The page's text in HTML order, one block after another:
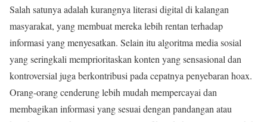
Salah satunya adalah kurangnya literasi digital di kalangan
masyarakat, yang membuat mereka lebih rentan terhadap
informasi yang menyesatkan. Selain itu algoritma media sosial
yang seringkali memprioritaskan konten yang sensasional dan
kontroversial juga berkontribusi pada cepatnya penyebaran hoax.
Orang-orang cenderung lebih mudah mempercayai dan
membagikan informasi yang sesuai dengan pandangan atau